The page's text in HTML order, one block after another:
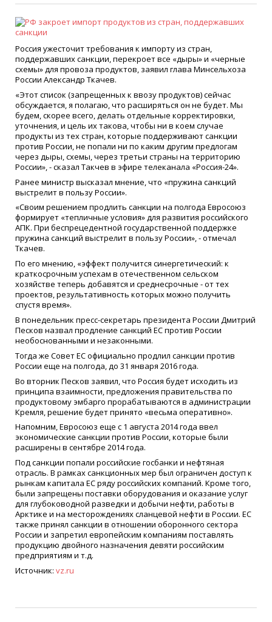
Россия ужесточит требования к импорту из стран,
поддержавших санкции, перекроет все «дыры» и «черные
схемы» для провоза продуктов, заявил глава Минсельхоза
России Александр Ткачев.
«Этот список (запрещенных к ввозу продуктов) сейчас
обсуждается, я полагаю, что расширяться он не будет. Мы
будем, скорее всего, делать отдельные корректировки,
уточнения, и цель их такова, чтобы ни в коем случае
продукты из тех стран, которые поддерживают санкции
против России, не попали ни по каким другим предлогам
через дыры, схемы, через третьи страны на территорию
России», - сказал Такчев в эфире телеканала «Россия-24».
Ранее министр высказал мнение, что «пружина санкций
выстрелит в пользу России».
«Своим решением продлить санкции на полгода Евросоюз
формирует «тепличные условия» для развития российского
АПК. При беспрецедентной государственной поддержке
пружина санкций выстрелит в пользу России», - отмечал
Ткачев.
По его мнению, «эффект получится синергетический: к
краткосрочным успехам в отечественном сельском
хозяйстве теперь добавятся и среднесрочные - от тех
проектов, результативность которых можно получить
спустя время».
В понедельник пресс-секретарь президента России Дмитрий
Песков назвал продление санкций ЕС против России
необоснованными и незаконными.
Тогда же Совет ЕС официально продлил санкции против
России еще на полгода, до 31 января 2016 года.
Во вторник Песков заявил, что Россия будет исходить из
принципа взаимности, предложения правительства по
продуктовому эмбарго прорабатываются в администрации
Кремля, решение будет принято «весьма оперативно».
Напомним, Евросоюз еще с 1 августа 2014 года ввел
экономические санкции против России, которые были
расширены в сентябре 2014 года.
Под санкции попали российские госбанки и нефтяная
отрасль. В рамках санкционных мер был ограничен доступ к
рынкам капитала ЕС ряду российских компаний. Кроме того,
были запрещены поставки оборудования и оказание услуг
для глубоководной разведки и добычи нефти, работы в
Арктике и на месторождениях сланцевой нефти в России. ЕС
также принял санкции в отношении оборонного сектора
России и запретил европейским компаниям поставлять
продукцию двойного назначения девяти российским
предприятиям и т.д.
Источник: vz.ru